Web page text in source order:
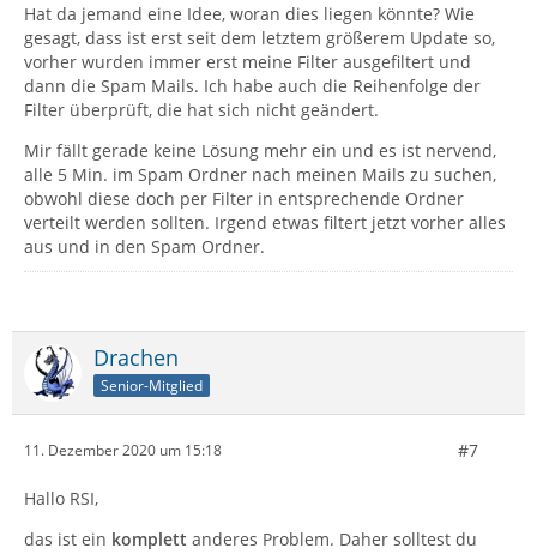
Hat da jemand eine Idee, woran dies liegen könnte? Wie
gesagt, dass ist erst seit dem letztem größerem Update so,
vorher wurden immer erst meine Filter ausgefiltert und
dann die Spam Mails. Ich habe auch die Reihenfolge der
Filter überprüft, die hat sich nicht geändert.
Mir fällt gerade keine Lösung mehr ein und es ist nervend,
alle 5 Min. im Spam Ordner nach meinen Mails zu suchen,
obwohl diese doch per Filter in entsprechende Ordner
verteilt werden sollten. Irgend etwas filtert jetzt vorher alles
aus und in den Spam Ordner.
Drachen
Senior-Mitglied
11. Dezember 2020 um 15:18 #7
Hallo RSI,
das ist ein komplett anderes Problem. Daher solltest du